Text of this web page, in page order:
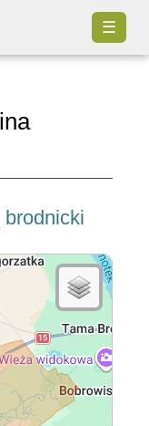
☰
brodnicki